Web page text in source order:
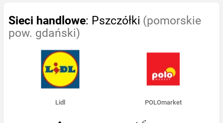
Sieci handlowe: Pszczółki (pomorskie
pow. gdański)
Lidl POLOmarket